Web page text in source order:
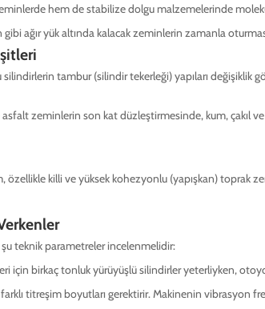
hem de stabilize dolgu malzemelerinde
ağır yük altında kalacak zeminlerin zamanla
tambur (silindir tekerleği) yapıları değişiklik
zeminlerin son kat düzleştirmesinde, kum, çakıl
özellikle killi ve yüksek kohezyonlu (yapışkan)
teknik parametreler incelenmelidir:
için birkaç tonluk yürüyüşlü silindirler yeterliyken,
farklı titreşim boyutları gerektirir. Makinenin vibrasyon